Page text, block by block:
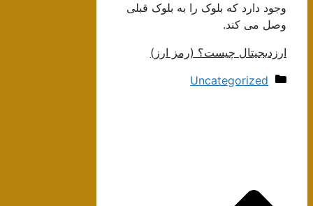
وجود دارد که بلوک را به بلوک قبلی
وصل می کند.
ارزدیجیتال چیست؟ (رمز ارز)
دسته‌ها
Uncategorized